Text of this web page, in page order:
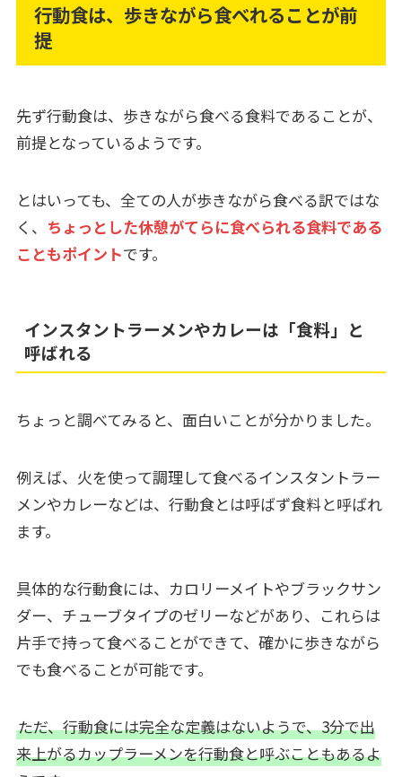
行動食は、歩きながら食べれることが前
提
先ず行動食は、歩きながら食べる食料であることが、
前提となっているようです。
とはいっても、全ての人が歩きながら食べる訳ではな
く、 ちょっとした休憩がてらに食べられる食料である
こともポイントです。
インスタントラーメンやカレーは「食料」と
呼ばれる
ちょっと調べてみると、面白いことが分かりました。
例えば、火を使って調理して食べるインスタントラー
メンやカレーなどは、行動食とは呼ばず食料と呼ばれ
ます。
具体的な行動食には、カロリーメイトやブラックサン
ダー、チューブタイプのゼリーなどがあり、これらは
片手で持って食べることができて、確かに歩きながら
でも食べることが可能です。
ただ、行動食には完全な定義はないようで、3分で出
来上がるカップラーメンを行動食と呼ぶこともあるよ